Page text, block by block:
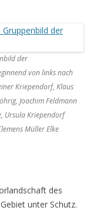
der
von links nach
Kriependorf, Klaus
Joachim Feldmann
Ursula Kriependorf
Müller Elke
des
unter Schutz.